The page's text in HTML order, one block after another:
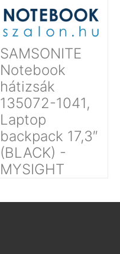
SAMSONITE
Notebook
hátizsák
135072-1041,
Laptop
backpack 17,3″
(BLACK) -
MYSIGHT